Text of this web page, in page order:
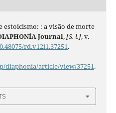
estoicismo: : a visão de morte
Journal,[S. l.], v.
rd.v12i1.37251.
diaphonia/article/view/37251.